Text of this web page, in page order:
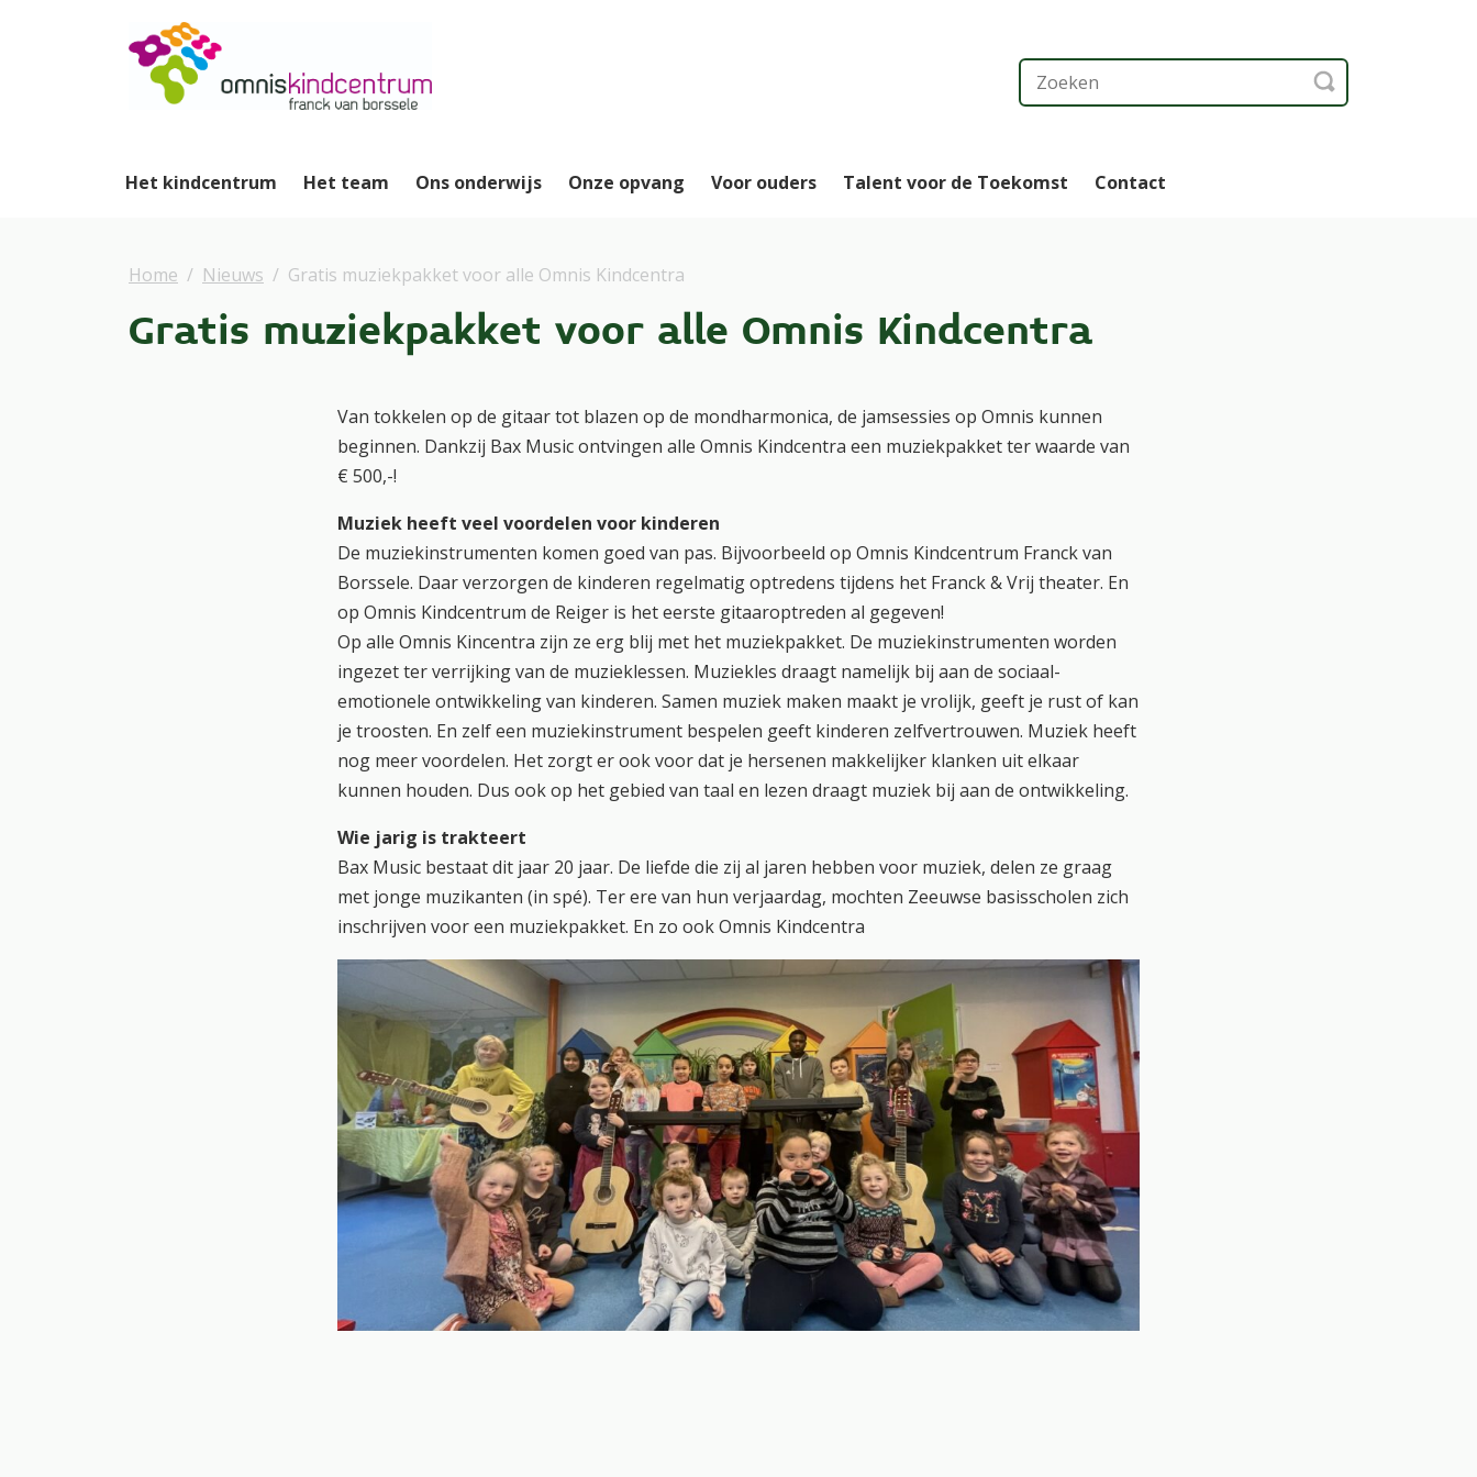
Het kindcentrum Het team Ons onderwijs Onze opvang Voor ouders Talent voor de Toekomst Contact
Home Nieuws Gratis muziekpakket voor alle Omnis Kindcentra
Gratis muziekpakket voor alle Omnis Kindcentra
Van tokkelen op de gitaar tot blazen op de mondharmonica, de jamsessies op Omnis kunnen
beginnen. Dankzij Bax Music ontvingen alle Omnis Kindcentra een muziekpakket ter waarde van
€ 500,-!
Muziek heeft veel voordelen voor kinderen
De muziekinstrumenten komen goed van pas. Bijvoorbeeld op Omnis Kindcentrum Franck van
Borssele. Daar verzorgen de kinderen regelmatig optredens tijdens het Franck & Vrij theater. En
op Omnis Kindcentrum de Reiger is het eerste gitaaroptreden al gegeven!
Op alle Omnis Kincentra zijn ze erg blij met het muziekpakket. De muziekinstrumenten worden
ingezet ter verrijking van de muzieklessen. Muziekles draagt namelijk bij aan de sociaal-
emotionele ontwikkeling van kinderen. Samen muziek maken maakt je vrolijk, geeft je rust of kan
je troosten. En zelf een muziekinstrument bespelen geeft kinderen zelfvertrouwen. Muziek heeft
nog meer voordelen. Het zorgt er ook voor dat je hersenen makkelijker klanken uit elkaar
kunnen houden. Dus ook op het gebied van taal en lezen draagt muziek bij aan de ontwikkeling.
Wie jarig is trakteert
Bax Music bestaat dit jaar 20 jaar. De liefde die zij al jaren hebben voor muziek, delen ze graag
met jonge muzikanten (in spé). Ter ere van hun verjaardag, mochten Zeeuwse basisscholen zich
inschrijven voor een muziekpakket. En zo ook Omnis Kindcentra